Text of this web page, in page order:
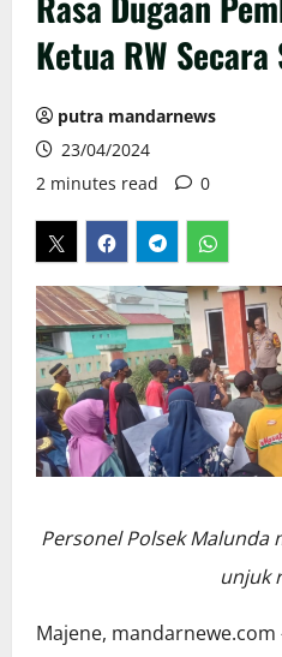
Ketua RW
putra mandarnews
23/04/2024
2 minutes read
0
Personel Polsek Malunda
unjuk
Majene,